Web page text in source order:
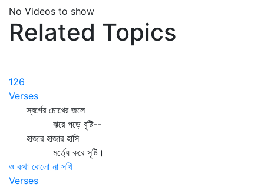
No Videos to show
Related Topics
126
Verses
স্বর্গের চোখের জলে
ঝরে পড়ে বৃষ্টি--
হাজার হাজার হাসি
মর্ত্যে করে সৃষ্টি।
ও কথা বোলো না সখি
Verses